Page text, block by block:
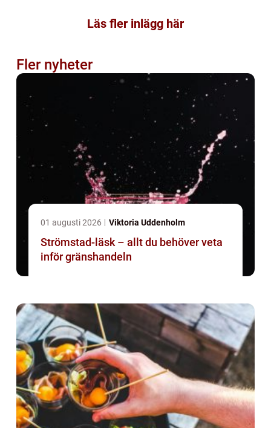
Läs fler inlägg här
Fler nyheter
01 augusti 2026 Viktoria Uddenholm
Strömstad-läsk – allt du behöver veta
inför gränshandeln